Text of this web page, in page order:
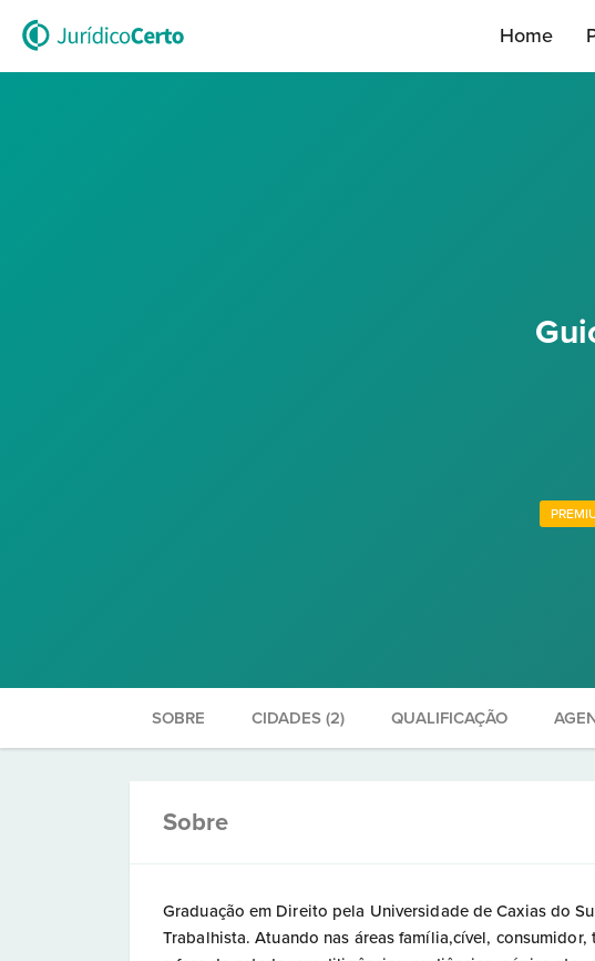
Home
SOBRE CIDADES (2) QUALIFICAÇÃO
Sobre
Graduação em Direito pela Universidade de Caxias do
Trabalhista. Atuando nas áreas família,cível,